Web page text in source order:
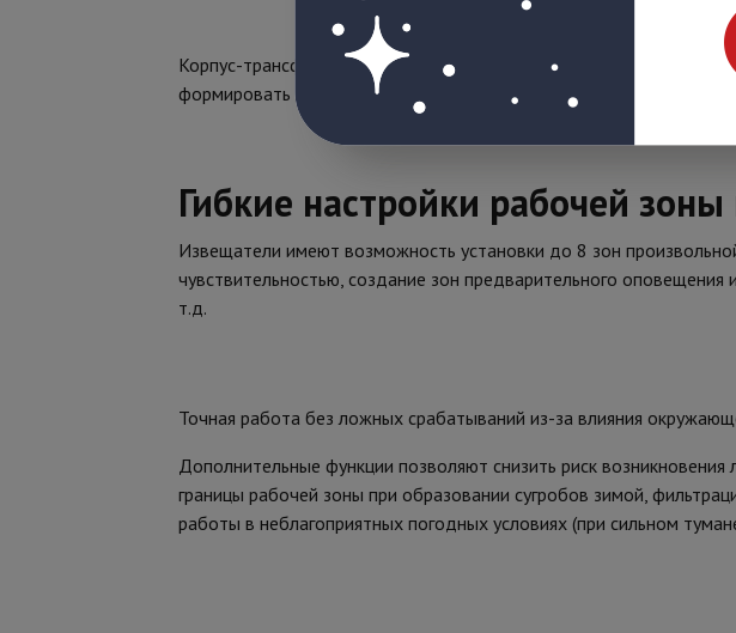
Корпус-трансформер делает возможным монтаж на
формировать сплошную вертикальную стену либо горизонтальную
Гибкие настройки рабочей
Извещатели имеют возможность установки до 8 зон
чувствительностью, создание зон предварительного
т.д.
Точная работа без ложных срабатываний из-за влияния
Дополнительные функции позволяют снизить риск
границы рабочей зоны при образовании сугробов зимой,
работы в неблагоприятных погодных условиях (при сильном